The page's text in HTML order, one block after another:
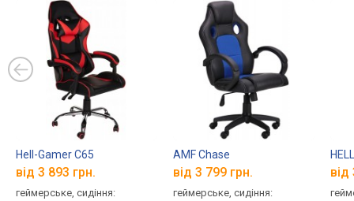
Hell-Gamer C65
від 3 893 грн.
геймерське, сидіння:
AMF Chase
від 3 799 грн.
геймерське, сидіння:
від